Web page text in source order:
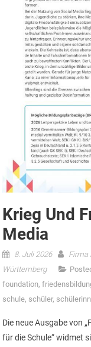
Krieg Und
Media
8. Juli 2026
Firma
Württemberg
foundation,
schule, schüler,
Die neue Ausgabe von
für die Schule“ widmet